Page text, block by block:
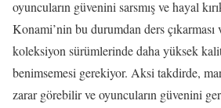
oyuncuların güvenini sarsmış ve hayal
Konami’nin bu durumdan ders çıkarması
koleksiyon sürümlerinde daha yüksek
benimsemesi gerekiyor. Aksi takdirde,
zarar görebilir ve oyuncuların güvenini